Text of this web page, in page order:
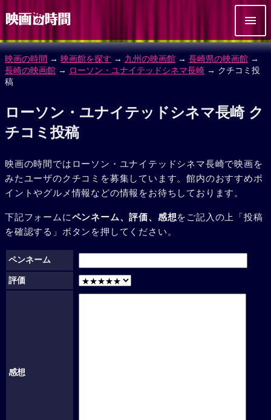
映画の時間 → 映画館を探す → 九州の映画館 → 長崎県の映画館 →
長崎の映画館 → ローソン・ユナイテッドシネマ長崎 → クチコミ投
稿
ローソン・ユナイテッドシネマ長崎 ク
チコミ投稿
映画の時間ではローソン・ユナイテッドシネマ長崎で映画を
みたユーザのクチコミを募集しています。館内のおすすめポ
イントやグルメ情報などの情報をお待ちしております。
下記フォームにペンネーム、評価、感想をご記入の上「投稿
を確認する」ボタンを押してください。
ペンネーム
評価
感想